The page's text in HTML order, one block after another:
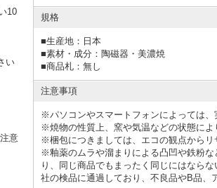
10
い
意
規格
■生産地：日本
■素材・成分：陶磁器・美濃焼
■商品札：無し
注意事項
※パソコンやスマートフォンによっては、
※焼物の性質上、窯や気温などの状態によ
※梱包につきましては、エコの観点からリ
※釉薬のムラや溜まりによる凸凹や鉄粉
り、同じ商品でもまったく同じにはなら
社の検品に通過しており、不良品やB品、